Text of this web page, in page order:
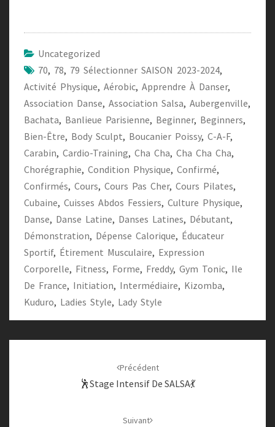
Uncategorized
70, 78, 79 Sélectionner SAISON 2023-2024,
Activité Physique, Aérobic, Apprendre À Danser,
Association Danse, Association Salsa, Aubergenville,
Bachata, Banlieue Parisienne, Beginner, Beginners,
Bien-Être, Body Sculpt, Boucanier Poissy, C-A-F,
Carabin, Cardio-Training, Cha Cha, Cha Cha Cha,
Chorégraphie, Condition Physique, Confirmé,
Confirmés, Cours, Cours Pas Cher, Cours Pilates,
Cubaine, Cuisses Abdos Fessiers, Culture Physique,
Danse, Danse Latine, Danses Latines, Débutant,
Démonstration, Dépense Calorique, Éducateur
Sportif, Étirement Musculaire, Expression
Corporelle, Fitness, Forme, Freddy, Gym Tonic, Ile
De France, Initiation, Intermédiaire, Kizomba,
Kuduro, Ladies Style, Lady Style
Précédent
🕺Stage Intensif De SALSA💃
Suivant